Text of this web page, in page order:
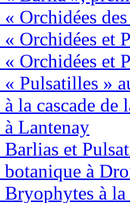
Orchidées
« Orchidées et
« Orchidées et
« Pulsatilles »
la cascade de
Lantenay
Barlias et
botanique à
à la